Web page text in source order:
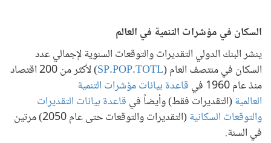
السكان في مؤشرات التنمية في العالم
ينشر البنك الدولي التقديرات والتوقعات السنوية لإجمالي عدد
السكان في منتصف العام (SP.POP.TOTL
) لأكثر من 200 اقتصاد
منذ عام 1960 في
قاعدة بيانات مؤشرات التنمية
العالمية(التقديرات فقط) وأيضاً في قاعدة بيانات التقديرات
والتوقعات السكانية
(التقديرات والتوقعات حتى عام 2050) مرتين
في السنة.